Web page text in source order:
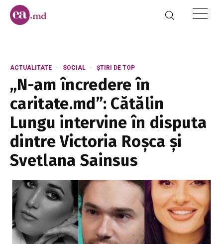
ACTUALITATE SOCIAL ȘTIRI DE TOP
„N-am încredere în
caritate.md”: Cătălin
Lungu intervine în disputa
dintre Victoria Roșca și
Svetlana Sainsus